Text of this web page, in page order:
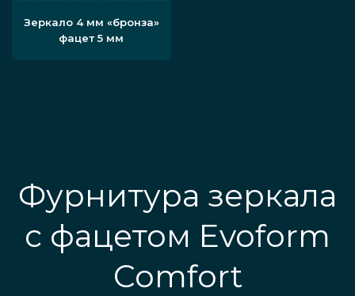
Зеркало 4 мм «бронза»
фацет 5 мм
Фурнитура зеркала
с фацетом Evoform
Comfort